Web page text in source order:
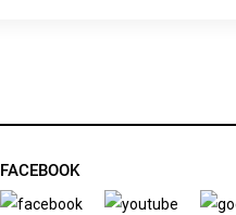
FACEBOOK